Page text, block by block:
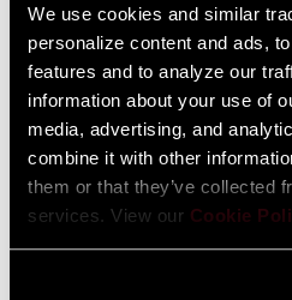
We use cookies and similar
personalize content and ads,
features and to analyze our
information about your use of
media, advertising, and
combine it with other
them or that they’ve collected
services. View our Cookie
2026 RockShox Spare Part Catalog
96 MB
Sicherheitshinweise